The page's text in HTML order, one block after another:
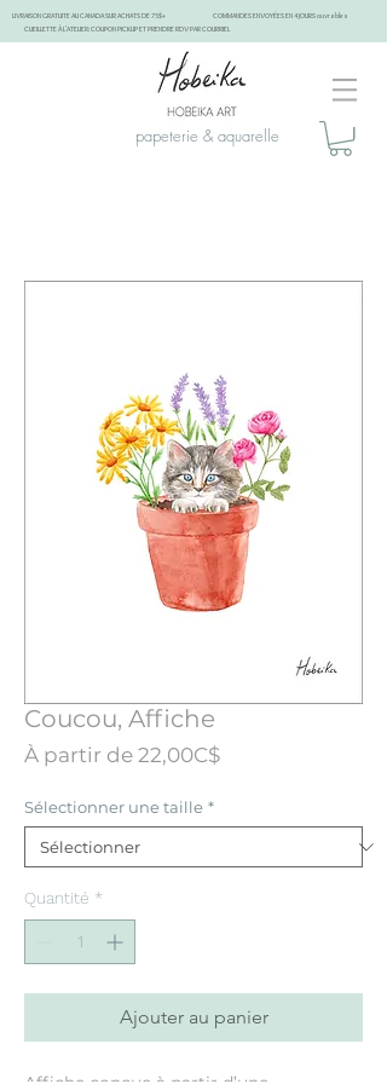
LIVRAISON GRATUITE AU CANADA SUR ACHATS DE 75$+
COMMANDES ENVOYÉES EN 4 JOURS ouvrables
CUEILLETTE À L'ATELIER: COUPON PICKUP ET PRENDRE RDV PAR COURRIEL
papeterie & aquarelle
Coucou, Affiche
À partir de 22,00C$Prix
Sélectionner une taille *
Quantité *
Ajouter au panier